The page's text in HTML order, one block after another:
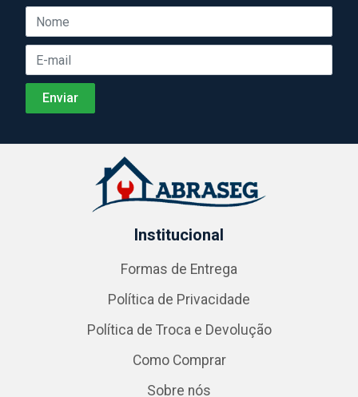
Institucional
Formas de Entrega
Política de Privacidade
Política de Troca e Devolução
Como Comprar
Sobre nós